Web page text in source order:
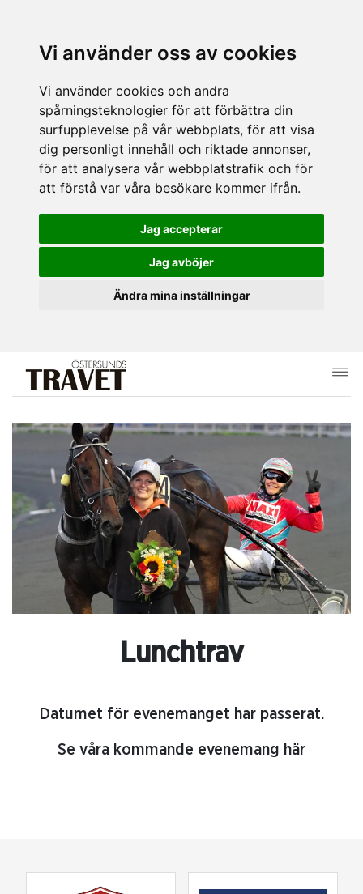
Vi använder oss av cookies
Vi använder cookies och andra
spårningsteknologier för att förbättra din
surfupplevelse på vår webbplats, för att visa
dig personligt innehåll och riktade annonser,
för att analysera vår webbplatstrafik och för
att förstå var våra besökare kommer ifrån.
Jag accepterar
Jag avböjer
Ändra mina inställningar
Lunchtrav
Datumet för evenemanget har passerat.
Se våra kommande evenemang här